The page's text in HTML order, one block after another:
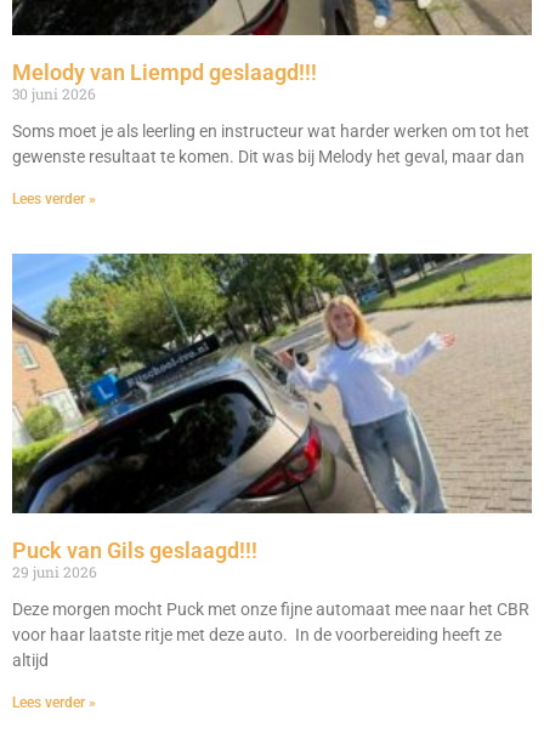
Melody van Liempd geslaagd!!!
30 juni 2026
Soms moet je als leerling en instructeur wat harder werken om tot het
gewenste resultaat te komen. Dit was bij Melody het geval, maar dan
Lees verder »
Puck van Gils geslaagd!!!
29 juni 2026
Deze morgen mocht Puck met onze fijne automaat mee naar het CBR
voor haar laatste ritje met deze auto. In de voorbereiding heeft ze
altijd
Lees verder »